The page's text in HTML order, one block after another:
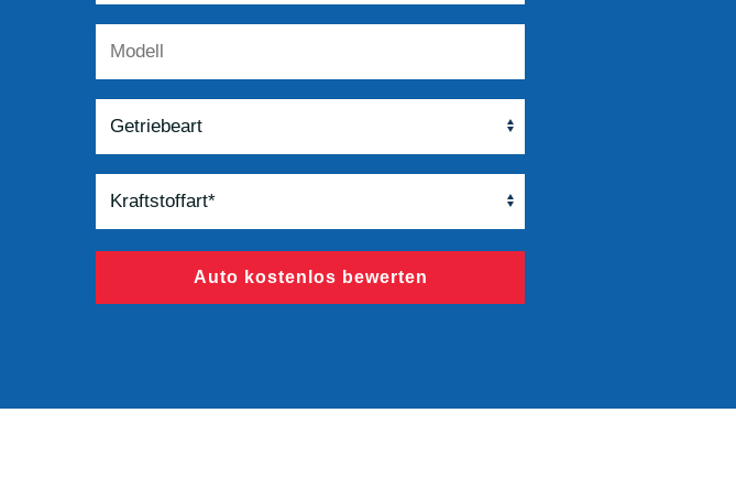
Auto kostenlos bewerten